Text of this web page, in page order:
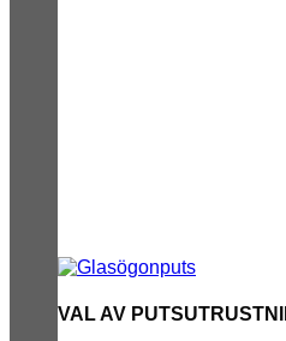
VAL AV